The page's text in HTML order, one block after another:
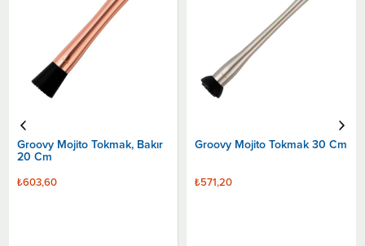
Groovy Mojito Tokmak, Bakır
20 Cm
₺603,60
Groovy Mojito Tokmak 30 Cm
₺571,20